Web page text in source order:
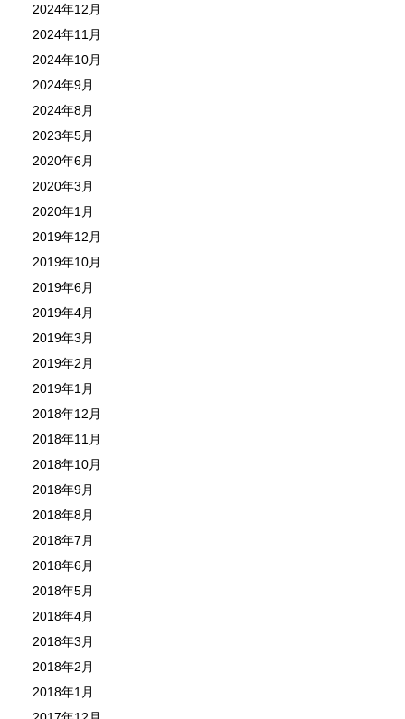
2024年12月
2024年11月
2024年10月
2024年9月
2024年8月
2023年5月
2020年6月
2020年3月
2020年1月
2019年12月
2019年10月
2019年6月
2019年4月
2019年3月
2019年2月
2019年1月
2018年12月
2018年11月
2018年10月
2018年9月
2018年8月
2018年7月
2018年6月
2018年5月
2018年4月
2018年3月
2018年2月
2018年1月